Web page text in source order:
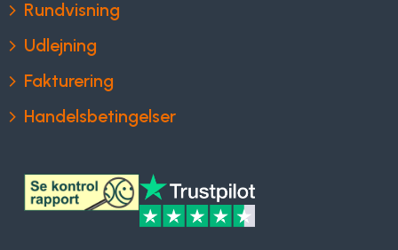
Rundvisning
Udlejning
Fakturering
Handelsbetingelser